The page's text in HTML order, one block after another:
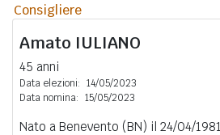
Consigliere
Amato IULIANO
45 anni
Data elezioni: 14/05/2023
Data nomina: 15/05/2023
Nato a Benevento (BN) il 24/04/1981